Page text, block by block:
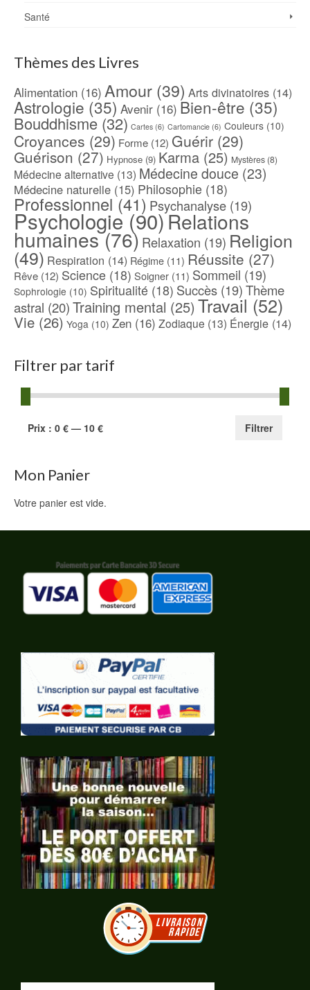
Santé
Thèmes des Livres
Alimentation (16) Amour (39) Arts divinatoires (14)
Astrologie (35) Avenir (16) Bien-être (35)
Bouddhisme (32) Cartes (6) Cartomancie (6) Couleurs (10)
Croyances (29) Forme (12) Guérir (29)
Guérison (27) Hypnose (9) Karma (25) Mystères (8)
Médecine alternative (13) Médecine douce (23)
Médecine naturelle (15) Philosophie (18)
Professionnel(41) Psychanalyse (19)
Psychologie(90) Relations
humaines(76) Relaxation (19) Religion
(49) Respiration (14) Régime (11) Réussite (27)
Rêve (12) Science (18) Soigner (11) Sommeil (19)
Sophrologie (10) Spiritualité (18) Succès (19)Thème
astral (20)Training mental (25) Travail (52)
Vie (26) Yoga (10) Zen (16) Zodiaque (13) Énergie (14)
Filtrer par tarif
Prix
Prix
Filtrer
Prix : 0 € — 10 €
Mon Panier
Votre panier est vide.